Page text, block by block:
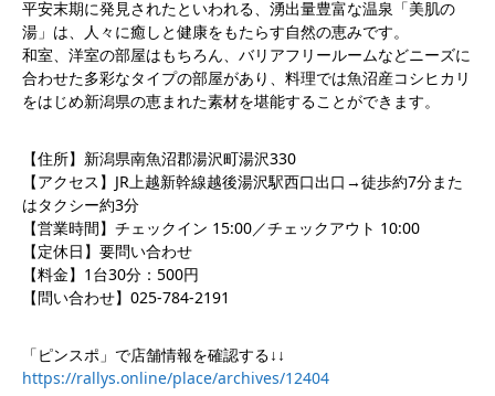
平安末期に発見されたといわれる、湧出量豊富な温泉「美肌の
湯」は、人々に癒しと健康をもたらす自然の恵みです。
和室、洋室の部屋はもちろん、バリアフリールームなどニーズに
合わせた多彩なタイプの部屋があり、料理では魚沼産コシヒカリ
をはじめ新潟県の恵まれた素材を堪能することができます。
【住所】新潟県南魚沼郡湯沢町湯沢330
【アクセス】JR上越新幹線越後湯沢駅西口出口→徒歩約7分また
はタクシー約3分
【営業時間】チェックイン 15:00／チェックアウト 10:00
【定休日】要問い合わせ
【料金】1台30分：500円
【問い合わせ】025-784-2191
「ピンスポ」で店舗情報を確認する↓↓
https://rallys.online/place/archives/12404